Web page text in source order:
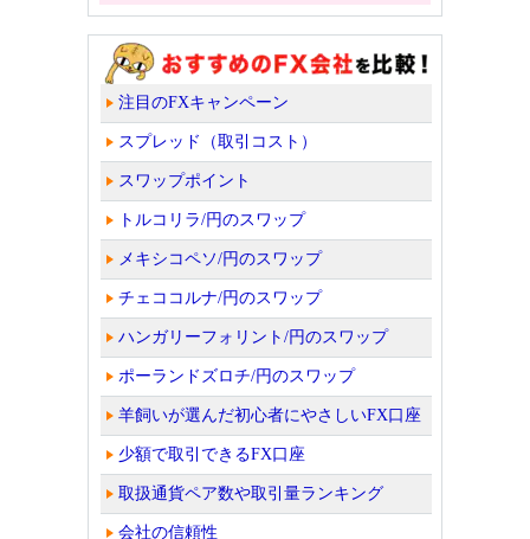
注目のFXキャンペーン
スプレッド（取引コスト）
スワップポイント
トルコリラ/円のスワップ
メキシコペソ/円のスワップ
チェココルナ/円のスワップ
ハンガリーフォリント/円のスワップ
ポーランドズロチ/円のスワップ
羊飼いが選んだ初心者にやさしいFX口座
少額で取引できるFX口座
取扱通貨ペア数や取引量ランキング
会社の信頼性